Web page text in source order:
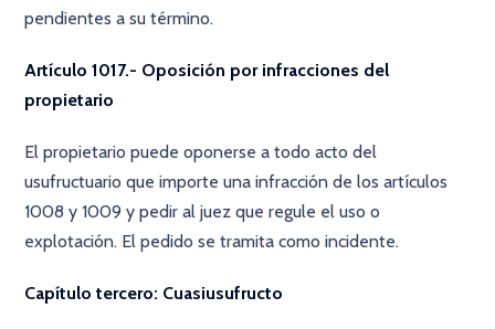
pendientes a su término.
Artículo 1017.- Oposición por infracciones del
propietario
El propietario puede oponerse a todo acto del
usufructuario que importe una infracción de los artículos
1008 y 1009 y pedir al juez que regule el uso o
explotación. El pedido se tramita como incidente.
Capítulo tercero: Cuasiusufructo